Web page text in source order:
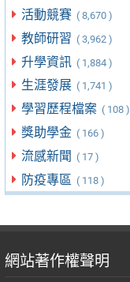
活動競賽 ( 8,670 )
教師研習 ( 3,962 )
升學資訊 ( 1,884 )
生涯發展 ( 1,741 )
學習歷程檔案 ( 108 )
獎助學金 ( 166 )
流感新聞 ( 17 )
防疫專區 ( 118 )
網站著作權聲明